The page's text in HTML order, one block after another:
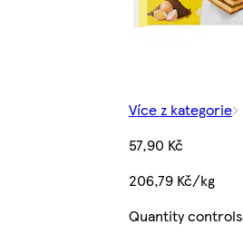
Více z kategorie
57,90 Kč
206,79 Kč/kg
Quantity controls